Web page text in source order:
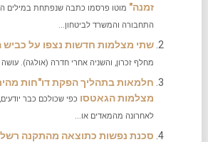
זמנה" מוטו פרסמו כתבה שנפתחת במילים
התחבורה והמשרד לביטחון...
שתי מצלמות חדשות נצפו על כביש
מחלף זכרון, והשניה אחרי חדרה (אולגה).
חלמאות בתהליך הפקת דו"חות
מצלמות הגאטסו כפי שכולכם כבר
לאחרונה מהמאדים או...
סכנת נפשות כתוצאה מהתקנה